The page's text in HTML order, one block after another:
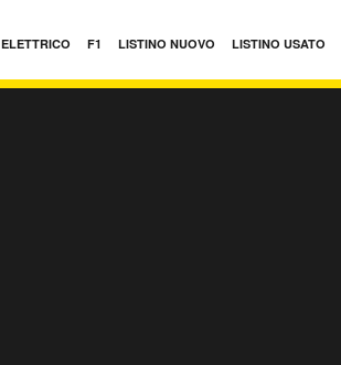
ELETTRICO F1 LISTINO NUOVO LISTINO USATO